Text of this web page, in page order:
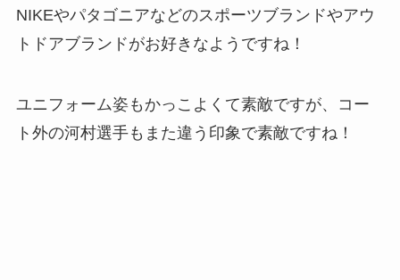
NIKEやパタゴニアなどのスポーツブランドやアウ
トドアブランドがお好きなようですね！
ユニフォーム姿もかっこよくて素敵ですが、コー
ト外の河村選手もまた違う印象で素敵ですね！